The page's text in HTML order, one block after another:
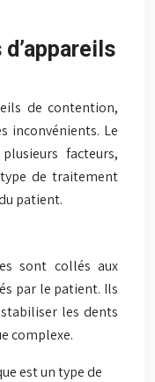
de contention,
inconvénients. Le
facteurs,
de traitement
patient.
sont collés aux
par le patient. Ils
les dents
complexe.
est un type de